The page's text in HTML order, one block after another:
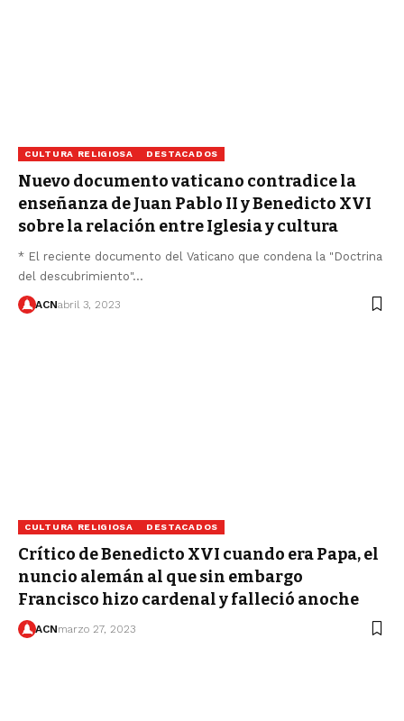
CULTURA RELIGIOSA DESTACADOS
Nuevo documento vaticano contradice la
enseñanza de Juan Pablo II y Benedicto XVI
sobre la relación entre Iglesia y cultura
* El reciente documento del Vaticano que condena la "Doctrina
del descubrimiento"…
ACNabril 3, 2023
CULTURA RELIGIOSA DESTACADOS
Crítico de Benedicto XVI cuando era Papa, el
nuncio alemán al que sin embargo
Francisco hizo cardenal y falleció anoche
ACNmarzo 27, 2023